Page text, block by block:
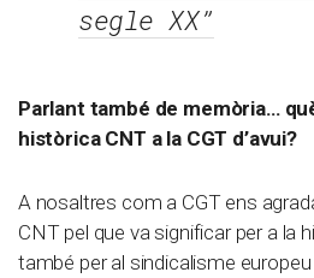
segle XX”
Parlant també de memòria…
històrica CNT a la CGT d’avui?
A nosaltres com a CGT ens
CNT pel que va significar per a la
també per al sindicalisme